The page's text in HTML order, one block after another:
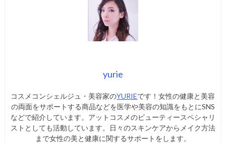
yurie
コスメコンシェルジュ・美容家のYURIEです！女性の健康と美容
の両面をサポートする商品などを医学や美容の知識をもとにSNS
などで紹介しています。アットコスメのビューティースペシャリ
ストとしても活動しています。日々のスキンケアからメイク方法
まで女性の美と健康に関するサポートをします。